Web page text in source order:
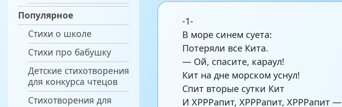
Популярное
Стихи о школе
Стихи про бабушку
Детские стихотворения
для конкурса чтецов
Стихотворения для
-1-
В море синем суета:
Потеряли все Кита.
— Ой, спасите, караул!
Кит на дне морском уснул!
Спит вторые сутки Кит
И ХРРРапит, ХРРРапит, ХРРРапит —